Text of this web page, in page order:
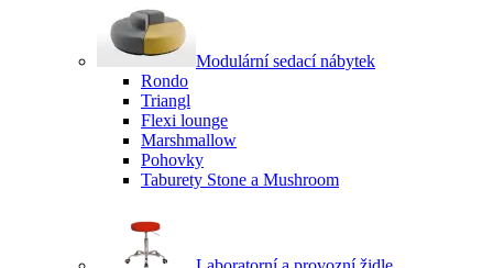
Modulární sedací nábytek
Rondo
Triangl
Flexi lounge
Marshmallow
Pohovky
Taburety Stone a Mushroom